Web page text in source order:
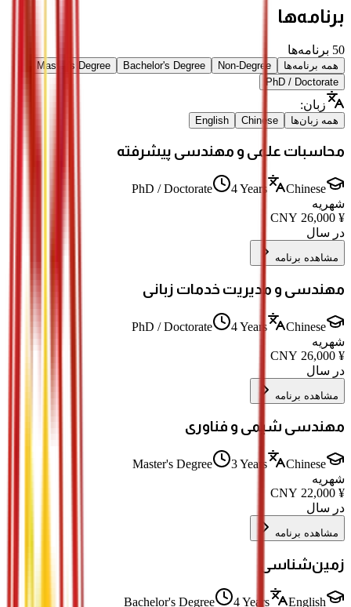
برنامه‌ها
50 برنامه‌ها
همه برنامه‌ها Non-Degree
Bachelor's Degree
Master's Degree
PhD / Doctorate
زبان:
همه زبان‌ها Chinese
English
محاسبات علمی و مهندسی پیشرفته
PhD / Doctorate 4 Years
Chinese
شهریه
¥
26,000
در سال
مشاهده برنامه
مهندسی و مدیریت خدمات زبانی
PhD / Doctorate 4 Years
Chinese
شهریه
¥
26,000
در سال
مشاهده برنامه
مهندسی شیمی و فناوری
Master's Degree 3 Years
Chinese
شهریه
¥
22,000
در سال
مشاهده برنامه
زمین‌شناسی
Bachelor's Degree 4 Years English